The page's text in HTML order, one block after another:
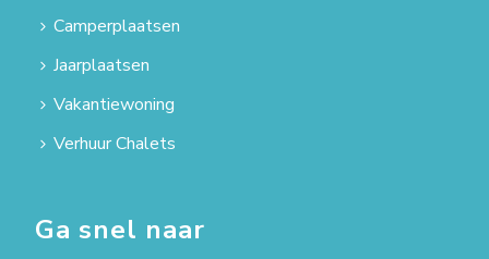
Camperplaatsen
Jaarplaatsen
Vakantiewoning
Verhuur Chalets
Ga snel naar